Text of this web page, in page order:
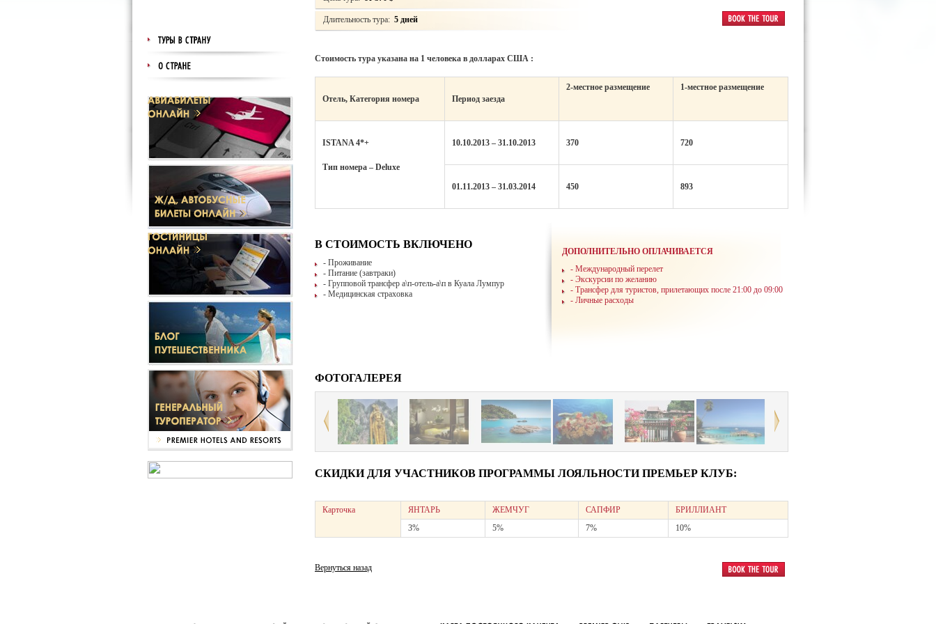
Длительность тура: 5 дней
Стоимость тура указана на 1 человека в долларах США :
Отель, Категория номера Период заезда
2-местное размещение 1-местное размещение
ISTANA 4*+
Тип номера – Deluxe
10.10.2013 – 31.10.2013 370 720
01.11.2013 – 31.03.2014 450 893
В СТОИМОСТЬ ВКЛЮЧЕНО
- Проживание
- Питание (завтраки)
- Групповой трансфер а\п-отель-а\п в Куала Лумпур
- Медицинская страховка
ДОПОЛНИТЕЛЬНО ОПЛАЧИВАЕТСЯ
- Международный перелет
- Экскурсии по желанию
- Трансфер для туристов, прилетающих после 21:00 до 09:00
- Личные расходы
ФОТОГАЛЕРЕЯ
СКИДКИ ДЛЯ УЧАСТНИКОВ ПРОГРАММЫ ЛОЯЛЬНОСТИ ПРЕМЬЕР КЛУБ:
Карточка ЯНТАРЬ ЖЕМЧУГ САПФИР
БРИЛЛИАНТ
3%
5% 7% 10%
Вернуться назад